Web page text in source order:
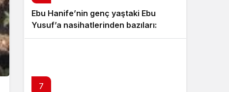
Ebu Hanife’nin genç yaştaki Ebu
Yusuf’a nasihatlerinden bazıları:
7